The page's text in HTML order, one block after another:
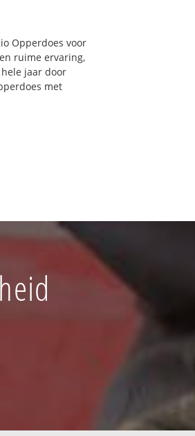
Opperdoes voor
ruime ervaring,
jaar door
met